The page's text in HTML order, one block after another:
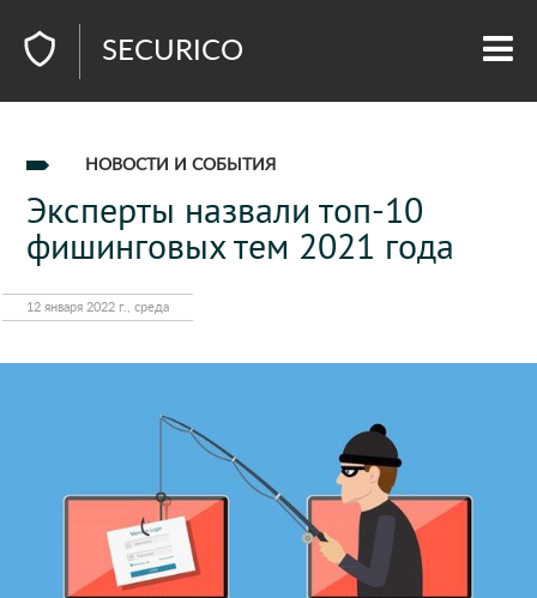
SECURICO
НОВОСТИ И СОБЫТИЯ
Эксперты назвали топ-10
фишинговых тем 2021 года
12 января 2022 г., среда